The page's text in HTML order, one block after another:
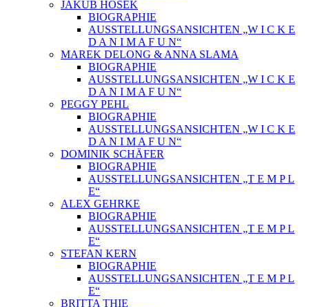
JAKUB HOSEK
BIOGRAPHIE
AUSSTELLUNGSANSICHTEN „W I C K E
D A N I M A F U N“
MAREK DELONG & ANNA SLAMA
BIOGRAPHIE
AUSSTELLUNGSANSICHTEN „W I C K E
D A N I M A F U N“
PEGGY PEHL
BIOGRAPHIE
AUSSTELLUNGSANSICHTEN „W I C K E
D A N I M A F U N“
DOMINIK SCHÄFER
BIOGRAPHIE
AUSSTELLUNGSANSICHTEN „T E M P L
E“
ALEX GEHRKE
BIOGRAPHIE
AUSSTELLUNGSANSICHTEN „T E M P L
E“
STEFAN KERN
BIOGRAPHIE
AUSSTELLUNGSANSICHTEN „T E M P L
E“
BRITTA THIE